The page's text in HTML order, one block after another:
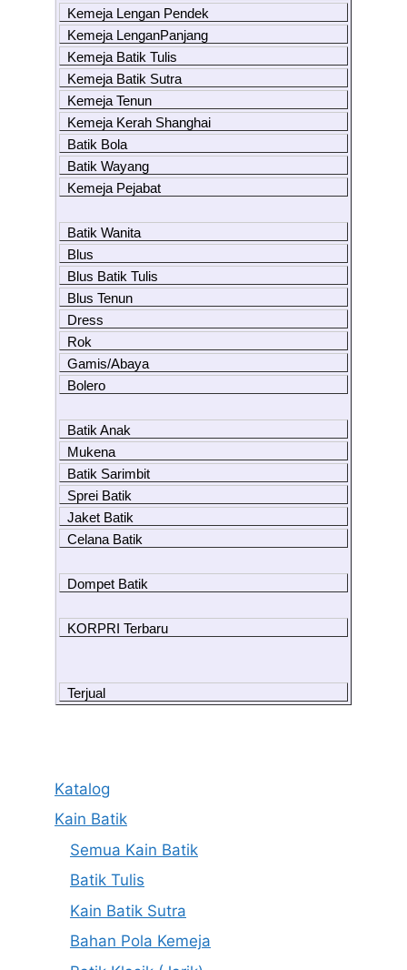
Kemeja Lengan Pendek
Kemeja LenganPanjang
Kemeja Batik Tulis
Kemeja Batik Sutra
Kemeja Tenun
Kemeja Kerah Shanghai
Batik Bola
Batik Wayang
Kemeja Pejabat
Batik Wanita
Blus
Blus Batik Tulis
Blus Tenun
Dress
Rok
Gamis/Abaya
Bolero
Batik Anak
Mukena
Batik Sarimbit
Sprei Batik
Jaket Batik
Celana Batik
Dompet Batik
KORPRI Terbaru
Terjual
Katalog
Kain Batik
Semua Kain Batik
Batik Tulis
Kain Batik Sutra
Bahan Pola Kemeja